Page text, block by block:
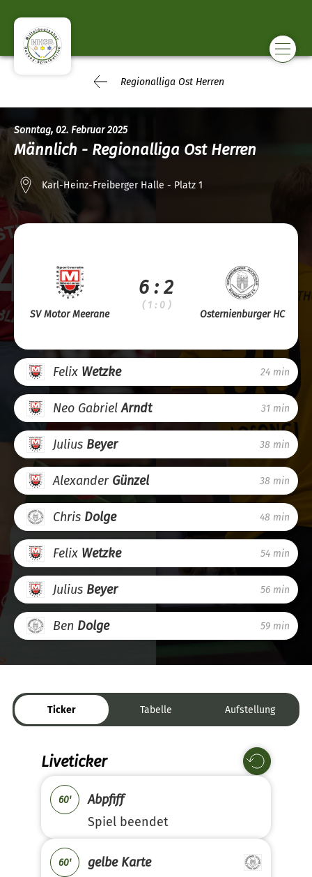
Regionalliga Ost Herren
Sonntag, 02. Februar 2025
Männlich - Regionalliga Ost Herren
Karl-Heinz-Freiberger Halle - Platz 1
SV Motor Meerane
6 : 2
( 1 : 0 )
Osternienburger HC
Felix Wetzke 24 min
Neo GabrielArndt 31 min
Julius Beyer 38 min
Alexander Günzel 38 min
Chris Dolge 48 min
Felix Wetzke 54 min
Julius Beyer 56 min
Ben Dolge 59 min
Ticker Tabelle Aufstellung
Liveticker
60'
Abpfiff
Spiel beendet
60' gelbe Karte